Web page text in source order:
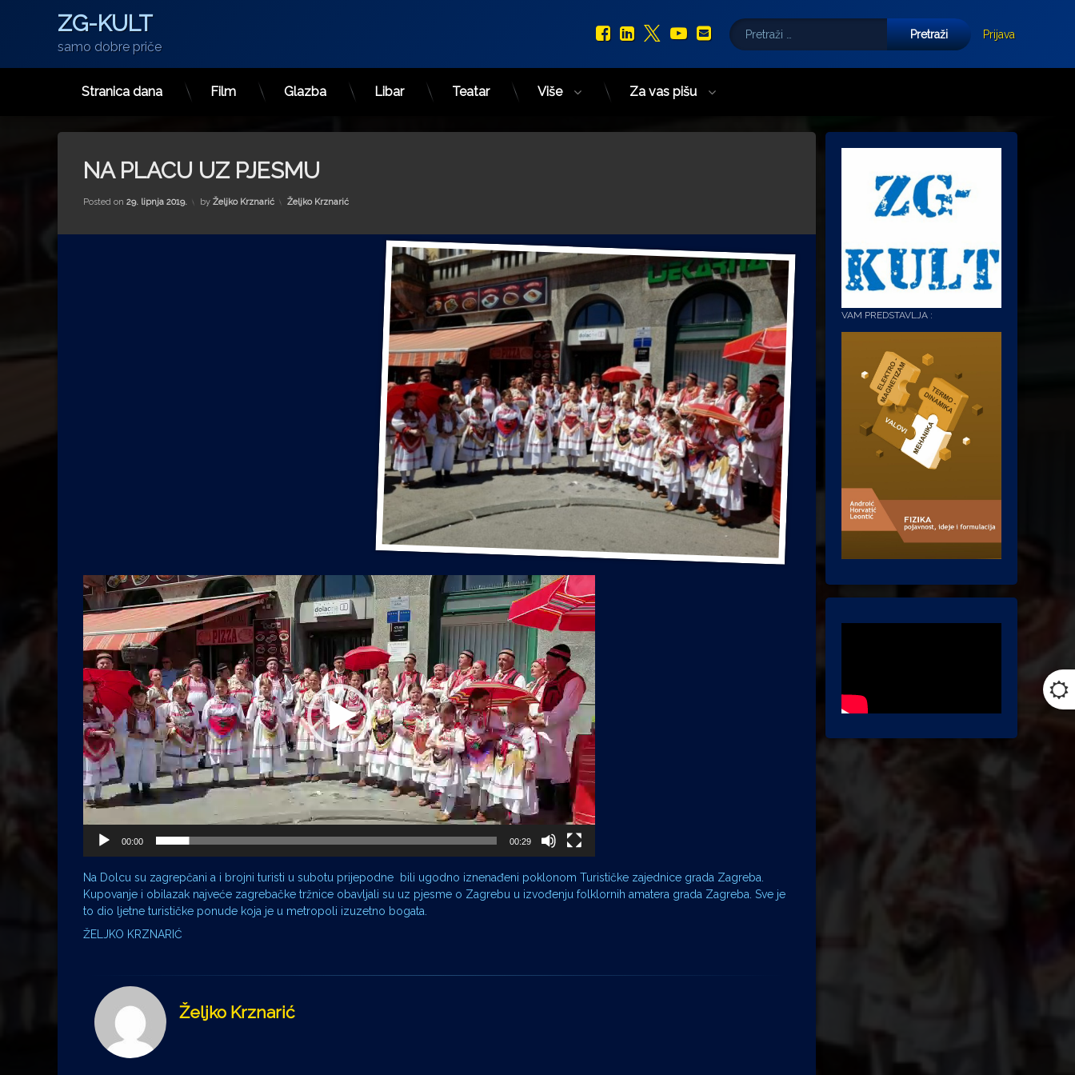
ZG-KULT
samo dobre priče
Facebook
LinkedIn
X.com
YouTube
E-mail
Pretraži:
Prijava
Stranica dana Film Glazba Libar Teatar Više Za vas pišu
NA PLACU UZ PJESMU
Posted on 29. lipnja 2019. by Željko Krznarić Kategorije:
Željko Krznarić
00:00 00:29
Na Dolcu su zagrepčani a i brojni turisti u subotu prijepodne bili ugodno iznenađeni poklonom Turističke zajednice grada Zagreba.
Kupovanje i obilazak najveće zagrebačke tržnice obavljali su uz pjesme o Zagrebu u izvođenju folklornih amatera grada Zagreba. Sve je
to dio ljetne turističke ponude koja je u metropoli izuzetno bogata.
ŽELJKO KRZNARIĆ
Željko Krznarić
VAM PREDSTAVLJA :